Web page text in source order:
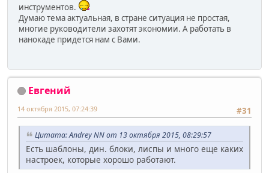
инструментов.
Думаю тема актуальная, в стране ситуация не простая,
многие руководители захотят экономии. А работать в
нанокаде придется нам с Вами.
Евгений
#31
14 октября 2015, 07:24:39
Цитата: Andrey NN от 13 октября 2015, 08:29:57
Есть шаблоны, дин. блоки, лиспы и много еще каких
настроек, которые хорошо работают.